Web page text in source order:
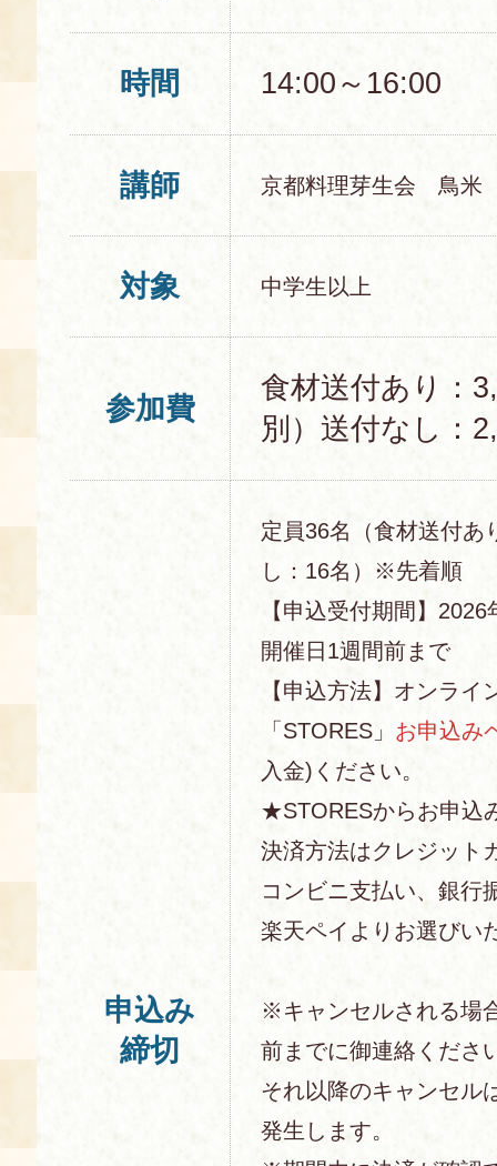
時間 14:00～16:00
講師 京都料理芽生会 鳥米
対象 中学生以上
参加費
食材送付あり：
別）送付なし：
申込み
締切
定員36名（食材送付あ
し：16名）※先着順
【申込受付期間】
開催日1週間前まで
【申込方法】オンライ
「STORES」 お申込み
入金)ください。
★STORESからお申込
決済方法はクレジット
コンビニ支払い、銀行
楽天ペイよりお選びい
※キャンセルされる場
前までに御連絡くださ
それ以降のキャンセル
発生します。